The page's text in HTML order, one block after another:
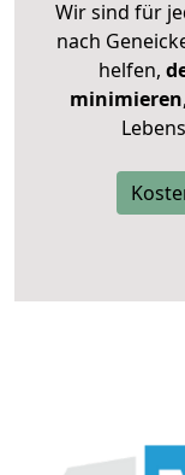
Wir sind für
nach
helfen,
minimieren